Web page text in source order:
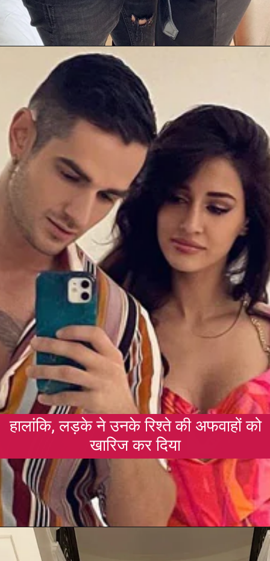
Opening
हालांकि, लड़के ने उनके रिश्ते की अफवाहों को
खारिज कर दिया
Opening https://gazetapost.com/salman-khan-charge-rs-1000-crore-for-hosting-bigg-boss-16/57822/